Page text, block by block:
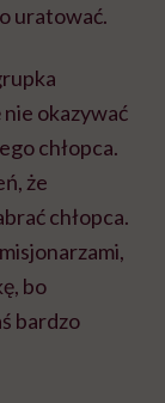
uratować.
nie okazywać
chłopca.
że
chłopca.
bo
bardzo